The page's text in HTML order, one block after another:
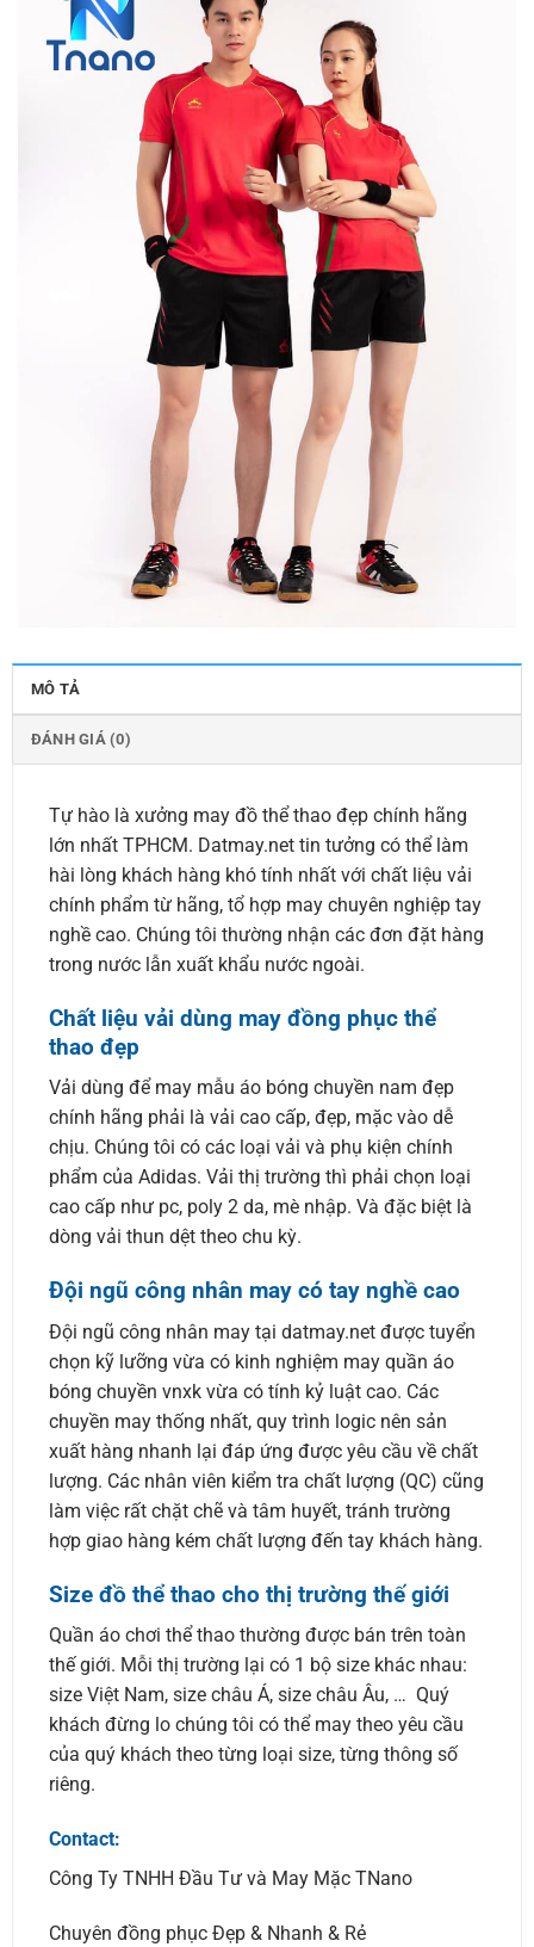
MÔ TẢ
ĐÁNH GIÁ (0)
Tự hào là xưởng may đồ thể thao đẹp chính hãng
lớn nhất TPHCM. Datmay.net tin tưởng có thể làm
hài lòng khách hàng khó tính nhất với chất liệu vải
chính phẩm từ hãng, tổ hợp may chuyên nghiệp tay
nghề cao. Chúng tôi thường nhận các đơn đặt hàng
trong nước lẫn xuất khẩu nước ngoài.
Chất liệu vải dùng may đồng phục thể
thao đẹp
Vải dùng để may mẫu áo bóng chuyền nam đẹp
chính hãng phải là vải cao cấp, đẹp, mặc vào dễ
chịu. Chúng tôi có các loại vải và phụ kiện chính
phẩm của Adidas. Vải thị trường thì phải chọn loại
cao cấp như pc, poly 2 da, mè nhập. Và đặc biệt là
dòng vải thun dệt theo chu kỳ.
Đội ngũ công nhân may có tay nghề cao
Đội ngũ công nhân may tại datmay.net được tuyển
chọn kỹ lưỡng vừa có kinh nghiệm may quần áo
bóng chuyền vnxk vừa có tính kỷ luật cao. Các
chuyền may thống nhất, quy trình logic nên sản
xuất hàng nhanh lại đáp ứng được yêu cầu về chất
lượng. Các nhân viên kiểm tra chất lượng (QC) cũng
làm việc rất chặt chẽ và tâm huyết, tránh trường
hợp giao hàng kém chất lượng đến tay khách hàng.
Size đồ thể thao cho thị trường thế giới
Quần áo chơi thể thao thường được bán trên toàn
thế giới. Mỗi thị trường lại có 1 bộ size khác nhau:
size Việt Nam, size châu Á, size châu Âu, … Quý
khách đừng lo chúng tôi có thể may theo yêu cầu
của quý khách theo từng loại size, từng thông số
riêng.
Contact:
Công Ty TNHH Đầu Tư và May Mặc TNano
Chuyên đồng phục Đẹp & Nhanh & Rẻ